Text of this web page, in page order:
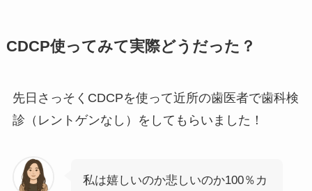
CDCP使ってみて実際どうだった？
先日さっそくCDCPを使って近所の歯医者で歯科検
診（レントゲンなし）をしてもらいました！
私は嬉しいのか悲しいのか100％カ